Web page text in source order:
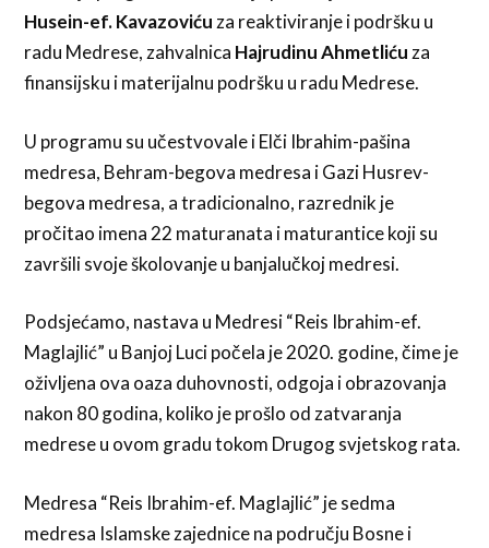
Husein-ef. Kavazovićuza reaktiviranje i podršku u
radu Medrese, zahvalnica Hajrudinu Ahmetlićuza
finansijsku i materijalnu podršku u radu Medrese.
U programu su učestvovale i Elči Ibrahim-pašina
medresa, Behram-begova medresa i Gazi Husrev-
begova medresa, a tradicionalno, razrednik je
pročitao imena 22 maturanata i maturantice koji su
završili svoje školovanje u banjalučkoj medresi.
Podsjećamo, nastava u Medresi “Reis Ibrahim-ef.
Maglajlić” u Banjoj Luci počela je 2020. godine, čime je
oživljena ova oaza duhovnosti, odgoja i obrazovanja
nakon 80 godina, koliko je prošlo od zatvaranja
medrese u ovom gradu tokom Drugog svjetskog rata.
Medresa “Reis Ibrahim-ef. Maglajlić” je sedma
medresa Islamske zajednice na području Bosne i